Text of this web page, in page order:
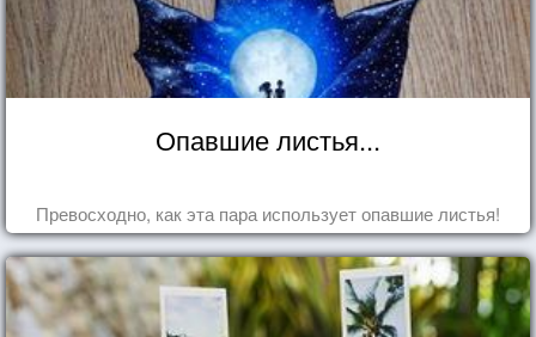
Опавшие листья...
Превосходно, как эта пара использует опавшие листья!